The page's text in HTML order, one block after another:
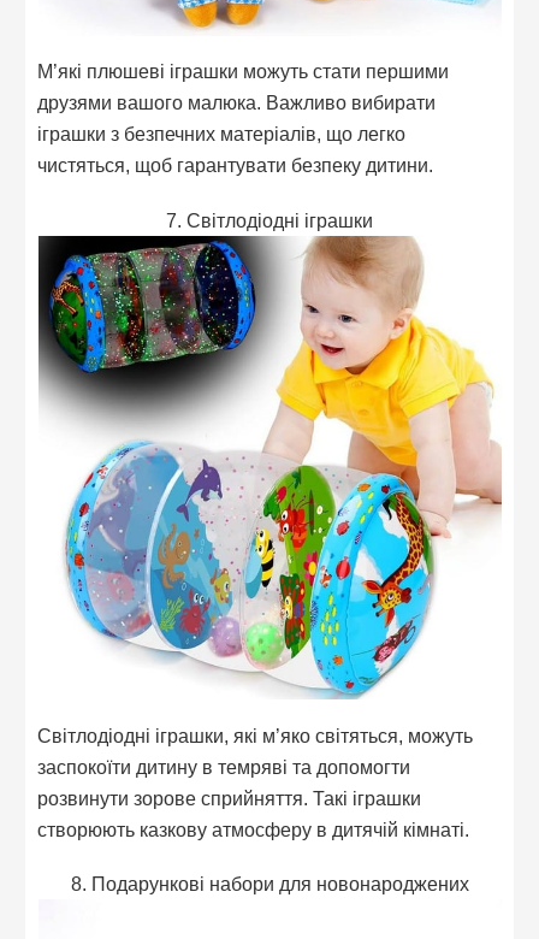
М’які плюшеві іграшки можуть стати першими
друзями вашого малюка. Важливо вибирати
іграшки з безпечних матеріалів, що легко
чистяться, щоб гарантувати безпеку дитини.
7. Світлодіодні іграшки
Світлодіодні іграшки, які м’яко світяться, можуть
заспокоїти дитину в темряві та допомогти
розвинути зорове сприйняття. Такі іграшки
створюють казкову атмосферу в дитячій кімнаті.
8. Подарункові набори для новонароджених